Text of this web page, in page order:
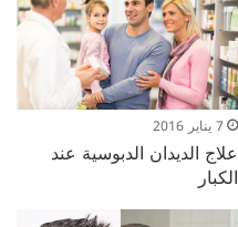
7 يناير 2016
علاج الديدان الدبوسية عند
الكبار